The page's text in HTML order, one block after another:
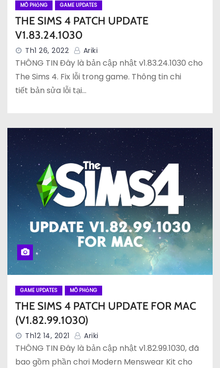
MÔ PHỎNG GAME UPDATES
THE SIMS 4 PATCH UPDATE
V1.83.24.1030
Th1 26, 2022 Ariki
THÔNG TIN Đây là bản cập nhật v1.83.24.1030 cho
The Sims 4. Fix lỗi trong game. Thông tin chi
tiết bản sửa lỗi tại…
GAME UPDATES MÔ PHỎNG
THE SIMS 4 PATCH UPDATE FOR MAC
(V1.82.99.1030)
Th12 14, 2021 Ariki
THÔNG TIN Đây là bản cập nhật v1.82.99.1030, đã
bao gồm phần chơi Modern Menswear Kit cho